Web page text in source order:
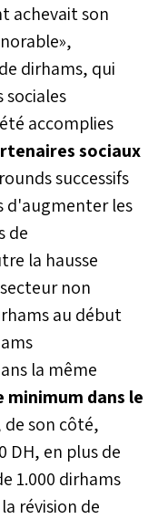
achevait son
dirhams, qui
sociales
accomplies
sociaux
successifs
d'augmenter les
de
la hausse
non
au début
la même
minimum dans le
de son côté,
DH, en plus de
1.000 dirhams
révision de